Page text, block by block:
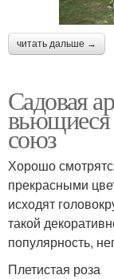
читать дальше →
Садовая
вьющиеся
союз
Хорошо
прекрасными
исходят
такой
популярность,
Плетистая роза